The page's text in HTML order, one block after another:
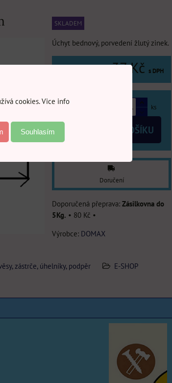
SKLADEM
Úchyt bednový, porvedení žlutý zinek.
37 Kč s DPH
ks
DO KOŠÍKU
Doručení
Zásilkovna do
5Kg. • 80 Kč •
Výrobce: DOMAX
zástrče, úhelníky, podpěr
E-SHOP
cookies. Vice info
Souhlasím